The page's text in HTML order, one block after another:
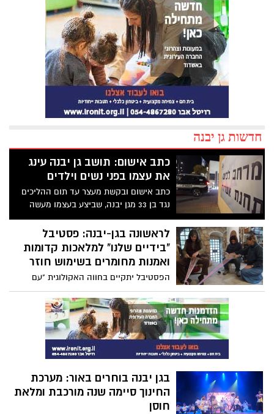
חדשות גן יבנה
כתב אישום: תושב גן יבנה עינג
את עצמו בפני נשים וילדים
כתב אישום ובקשת מעצר עד תום ההליכים
נגד בן 33 מגן יבנה, שביצע בעצמו מעשה
מגונה בפומבי בפני נשים וילדים בעיר אשדוד.
הנאשם היה מגיע עם רכב שכור לשכונות
בעלות אופי חרדי באשדוד, מוציא את איבר
מינו ומענג עצמו כאשר הוא צופה על נשים
וילדים
לראשונה בגן-יבנה: פסטיבל
"בידיים שלנו" למלאכות קדומות
ואמנות מחומרים בשימוש חוזר
הפסטיבל יתקיים בחווה האקולוגית "עם
הטבע", בין התאריכים 21 ל-23 ביולי בכל יום
משתתפות בכל סדנה
בגן יבנה בוחרים באור: מערכת
החינוך סיימה שנה מורכבת ומלאת
חוסן